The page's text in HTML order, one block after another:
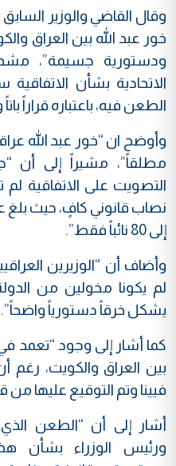
وقال القاضي والوزير
خور عبد الله بين العراق
ودستورية جسيمة”،
الطعن فيه، باعتباره قراراً
وأوضح ان “خور عبد الله
مطلقاً”، مشيراً إلى أن
التصويت على الاتفاقية
إلى 80 نائباً فقط”.
وأضاف أن “الوزيرين
لم يكونا مخولين من
يشكل خرقاً دستورياً واضحاً”.
كما أشار إلى وجود “تعمد
بين العراق والكويت، رغم
فيينا وتم التوقيع عليها من
أشار إلى أن “الطعن
ورئيس الوزراء بشأن